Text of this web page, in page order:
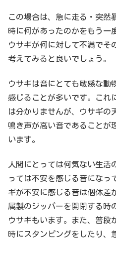
この場合は、急に走る・突然
時に何があったのかをもう一
ウサギが何に対して不満でそ
考えてみると良いでしょう。
ウサギは音にとても敏感な動
感じることが多いです。これ
は分かりませんが、ウサギの
鳴き声が高い音であることが
います。
人間にとっては何気ない生活
っては不安を感じる音になっ
ギが不安に感じる音は個体差
属製のジッパーを開閉する時
ウサギもいます。また、普段
時にスタンピングをしたり、